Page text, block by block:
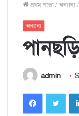
প্রথম পাতা/অন্যান্য/
অন্যান্য
admin